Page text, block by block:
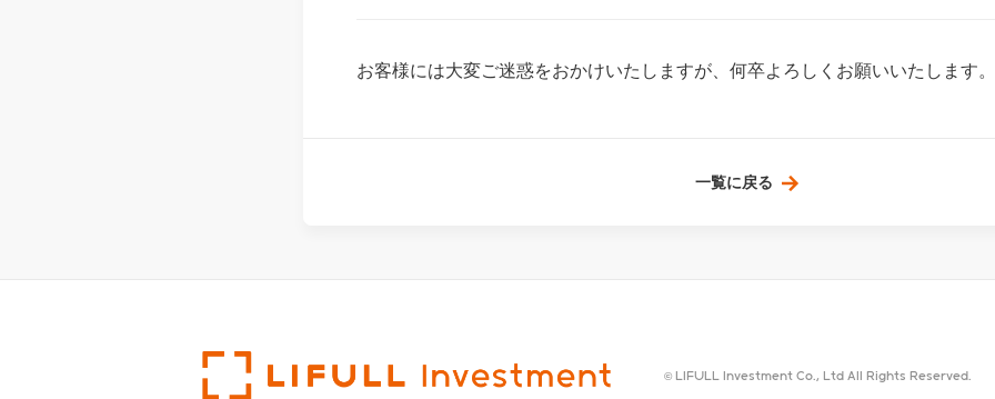
お客様には大変ご迷惑をおかけいたしますが、何卒よろしくお願いいたします。
一覧に戻る
© LIFULL Investment Co., Ltd All Rights Reserved.